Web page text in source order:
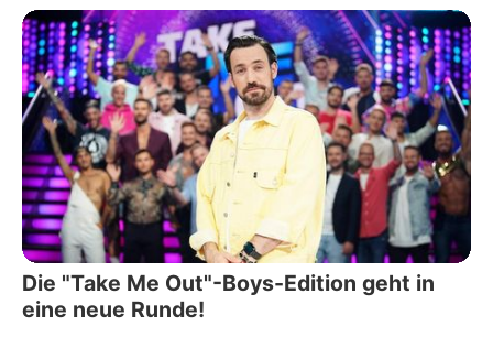
Die "Take Me Out"-Boys-Edition geht in
eine neue Runde!